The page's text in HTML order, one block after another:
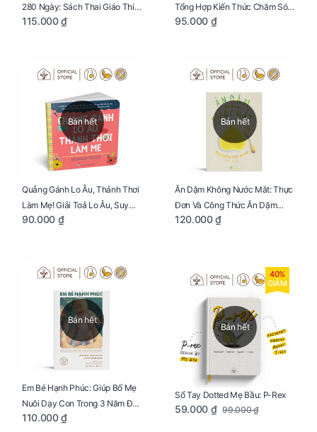
280 Ngày: Sách Thai Giáo Thiết
Thực Nhất Cho Mẹ Bầu
115.000 ₫
Tổng Hợp Kiến Thức Chăm Sóc
Trẻ Sơ Sinh
95.000 ₫
Bán hết
Quẳng Gánh Lo Âu, Thảnh Thơi
Làm Mẹ! Giải Toả Lo Âu, Suy
Nghĩ Tiêu Cực Cho Mẹ
90.000 ₫
Bán hết
Ăn Dặm Không Nước Mắt: Thực
Đơn Và Công Thức Ăn Dặm
Kiểu Nhật
120.000 ₫
Bán hết
Em Bé Hạnh Phúc: Giúp Bố Mẹ
Nuôi Dạy Con Trong 3 Năm Đầu
Đời
110.000 ₫
Bán hết
40%
GIẢM
Sổ Tay Dotted Mẹ Bầu: P-Rex
59.000 ₫ 99.000 ₫